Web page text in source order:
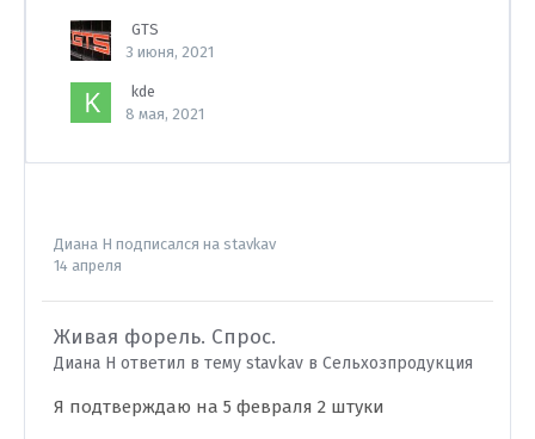
GTS
3 июня, 2021
kde
8 мая, 2021
Диана Н подписался на stavkav
14 апреля
Живая форель. Спрос.
Диана Н ответил в тему stavkav в Сельхозпродукция
Я подтверждаю на 5 февраля 2 штуки